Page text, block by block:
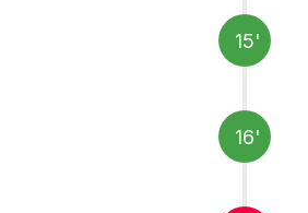
15'
16'